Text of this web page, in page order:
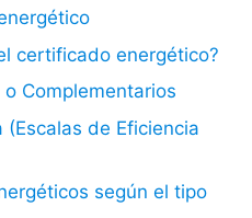
certificado energético?
Complementarios
(Escalas de Eficiencia
según el tipo